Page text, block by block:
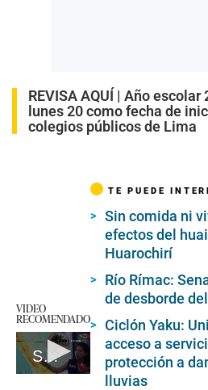
REVISA AQUÍ | Año escolar
lunes 20 como fecha de
colegios públicos de Lima
VIDEO
RECOMENDADO
Senamhi explica comportamiento del ciclón Yaku
TE PUEDE
Sin comida ni
efectos del
Huarochirí
Río Rímac:
de desborde
Ciclón Yaku:
acceso a
protección a
lluvias